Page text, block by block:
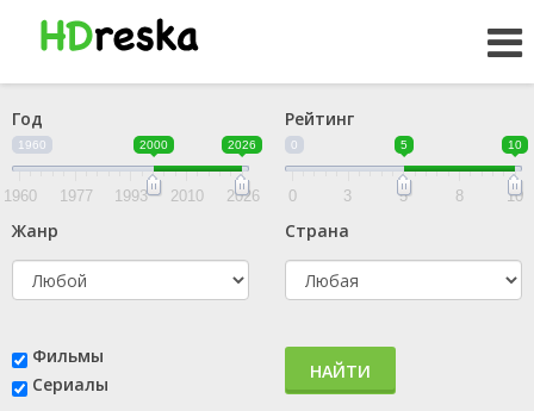
Год
1960 2000 2026
1960 1977 1993 2010 2026
Рейтинг
0 5 10
0 3 5 8 10
Жанр Страна
Фильмы
Сериалы
НАЙТИ